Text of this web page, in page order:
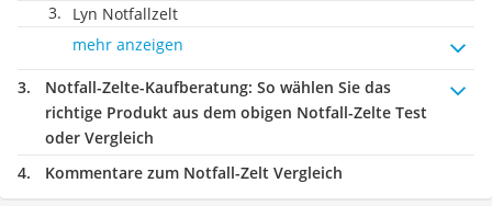
Lyn Notfallzelt
mehr anzeigen
Notfall-Zelte-Kaufberatung: So wählen Sie das
richtige Produkt aus dem obigen Notfall-Zelte Test
oder Vergleich
Kommentare zum Notfall-Zelt Vergleich